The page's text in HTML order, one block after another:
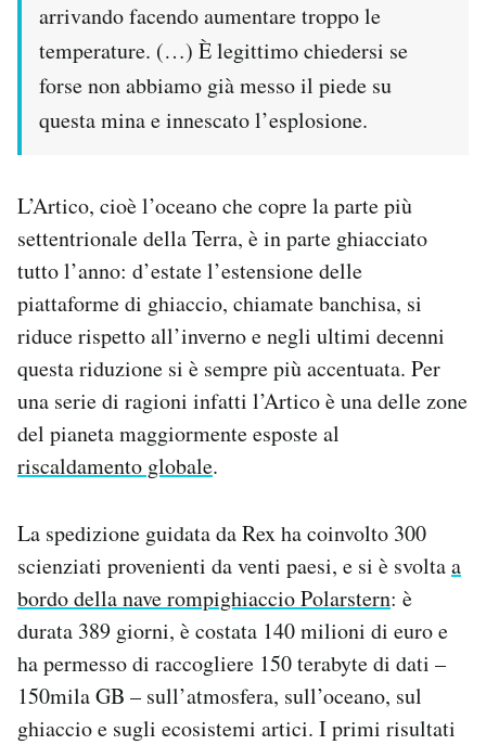
arrivando facendo aumentare troppo le
temperature. (…) È legittimo chiedersi se
forse non abbiamo già messo il piede su
questa mina e innescato l’esplosione.
L’Artico, cioè l’oceano che copre la parte più
settentrionale della Terra, è in parte ghiacciato
tutto l’anno: d’estate l’estensione delle
piattaforme di ghiaccio, chiamate banchisa, si
riduce rispetto all’inverno e negli ultimi decenni
questa riduzione si è sempre più accentuata. Per
una serie di ragioni infatti l’Artico è una delle zone
del pianeta maggiormente esposte al
riscaldamento globale.
La spedizione guidata da Rex ha coinvolto 300
scienziati provenienti da venti paesi, e si è svoltaa
bordo della nave rompighiaccio Polarstern: è
durata 389 giorni, è costata 140 milioni di euro e
ha permesso di raccogliere 150 terabyte di dati –
150mila GB – sull’atmosfera, sull’oceano, sul
ghiaccio e sugli ecosistemi artici. I primi risultati